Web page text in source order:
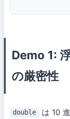
Demo 1:
の厳密性
double は 10